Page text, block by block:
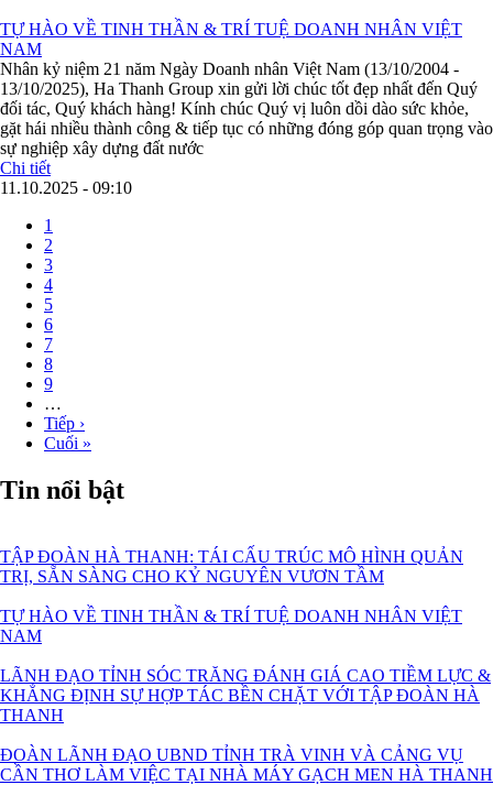
TỰ HÀO VỀ TINH THẦN & TRÍ TUỆ DOANH NHÂN VIỆT
NAM
Nhân kỷ niệm 21 năm Ngày Doanh nhân Việt Nam (13/10/2004 -
13/10/2025), Ha Thanh Group xin gửi lời chúc tốt đẹp nhất đến Quý
đối tác, Quý khách hàng! Kính chúc Quý vị luôn dồi dào sức khỏe,
gặt hái nhiều thành công & tiếp tục có những đóng góp quan trọng vào
sự nghiệp xây dựng đất nước
Chi tiết
11.10.2025 - 09:10
Pagination
Current
page
1
Page
2
Page
3
Page
4
Page
5
Page
6
Page
7
Page
8
Page
9
…
Next
page
Tiếp ›
Last
Cuối »
Tin nổi bật
TẬP ĐOÀN HÀ THANH: TÁI CẤU TRÚC MÔ HÌNH QUẢN
TRỊ, SẴN SÀNG CHO KỶ NGUYÊN VƯƠN TẦM
TỰ HÀO VỀ TINH THẦN & TRÍ TUỆ DOANH NHÂN VIỆT
NAM
LÃNH ĐẠO TỈNH SÓC TRĂNG ĐÁNH GIÁ CAO TIỀM LỰC &
KHẲNG ĐỊNH SỰ HỢP TÁC BỀN CHẶT VỚI TẬP ĐOÀN HÀ
THANH
ĐOÀN LÃNH ĐẠO UBND TỈNH TRÀ VINH VÀ CẢNG VỤ
CẦN THƠ LÀM VIỆC TẠI NHÀ MÁY GẠCH MEN HÀ THANH